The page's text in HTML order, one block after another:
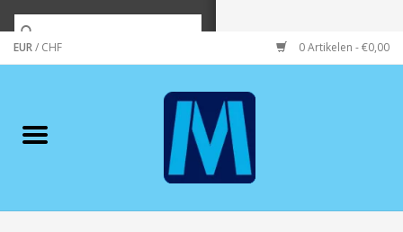
EUR/ CHF 0 Artikelen - €0,00
Merken